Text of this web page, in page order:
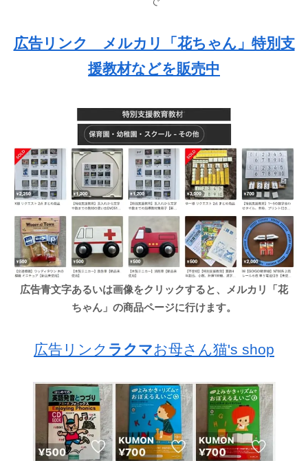
広告リンク メルカリ「花ちゃん」特別支
援教材などを販売中
広告青文字あるいは画像をクリックすると、メルカリ「花
ちゃん」の商品ページに行けます。
広告リンク ラクマお母さん猫's shop